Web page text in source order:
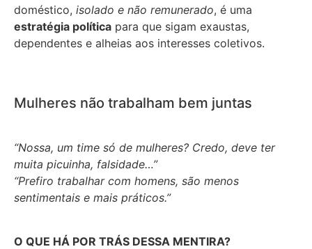
doméstico, isolado e não remunerado, é uma
estratégia política para que sigam exaustas,
dependentes e alheias aos interesses coletivos.
Mulheres não trabalham bem juntas
“Nossa, um time só de mulheres? Credo, deve ter
muita picuinha, falsidade…”
“Prefiro trabalhar com homens, são menos
sentimentais e mais práticos.”
O QUE HÁ POR TRÁS DESSA MENTIRA?